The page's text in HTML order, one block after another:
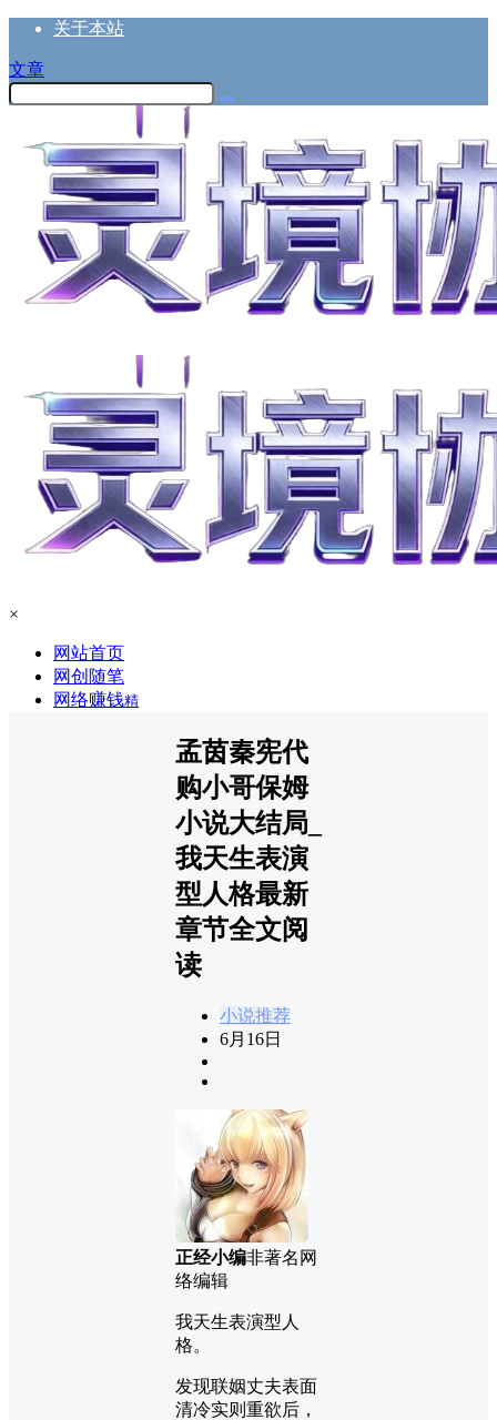
关于本站
文章
×
网站首页
网创随笔
网络赚钱精
孟茵秦宪代
购小哥保姆
小说大结局_
我天生表演
型人格最新
章节全文阅
读
小说推荐
6月16日
正经小编非著名网
络编辑
我天生表演型人
格。
发现联姻丈夫表面
清冷实则重欲后，